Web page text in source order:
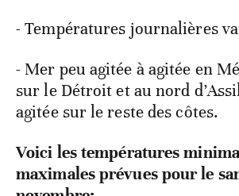
- Températures journalières
- Mer peu agitée à agitée en
sur le Détroit et au nord
agitée sur le reste des côtes.
Voici les températures
maximales prévues pour le